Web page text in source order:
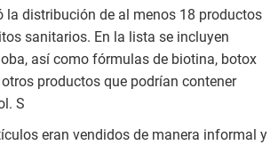
la distribución de al menos 18 productos
sanitarios. En la lista se incluyen
así como fórmulas de biotina, botox
productos que podrían contener
S
eran vendidos de manera informal y